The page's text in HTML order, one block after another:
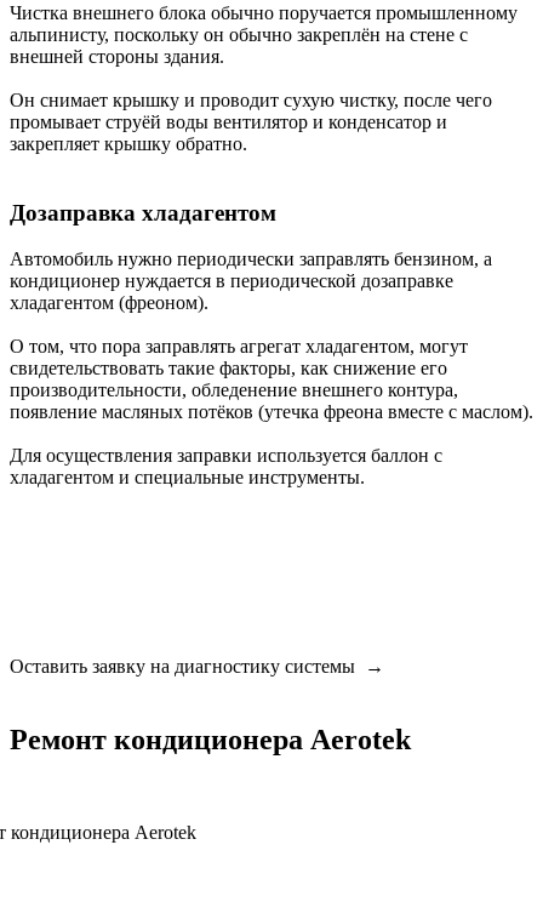
Чистка внешнего блока обычно поручается промышленному
альпинисту, поскольку он обычно закреплён на стене с
внешней стороны здания.
Он снимает крышку и проводит сухую чистку, после чего
промывает струёй воды вентилятор и конденсатор и
закрепляет крышку обратно.
Дозаправка хладагентом
Автомобиль нужно периодически заправлять бензином, а
кондиционер нуждается в периодической дозаправке
хладагентом (фреоном).
О том, что пора заправлять агрегат хладагентом, могут
свидетельствовать такие факторы, как снижение его
производительности, обледенение внешнего контура,
появление масляных потёков (утечка фреона вместе с маслом).
Для осуществления заправки используется баллон с
хладагентом и специальные инструменты.
Оставить заявку на диагностику системы →
Ремонт кондиционера Aerotek